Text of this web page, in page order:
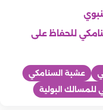
للحفاظ على
عشبة السنامكي
للمسالك البولية